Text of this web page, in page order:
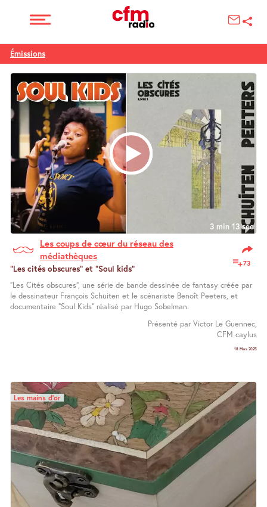
Émissions
3 min 13 sec
Les coups de cœur du réseau des
médiathèques
73
"Les cités obscures" et "Soul kids"
"Les Cités obscures", une série de bande dessinée de fantasy créée par
le dessinateur François Schuiten et le scénariste Benoît Peeters, et
documentaire "Soul Kids" réalisé par Hugo Sobelman.
Présenté par Victor Le Guennec,
CFM caylus
18 Mars 2025
Les mains d’or